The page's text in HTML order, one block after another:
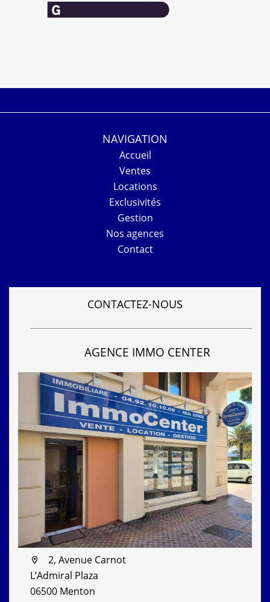
NAVIGATION
Accueil
Ventes
Locations
Exclusivités
Gestion
Nos agences
Contact
CONTACTEZ-NOUS
AGENCE IMMO CENTER
2, Avenue Carnot
L’Admiral Plaza
06500 Menton